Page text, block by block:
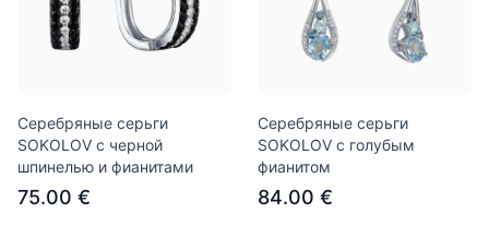
Серебряные серьги
SOKOLOV с черной
шпинелью и фианитами
75.00 €
Серебряные серьги
SOKOLOV с голубым
фианитом
84.00 €